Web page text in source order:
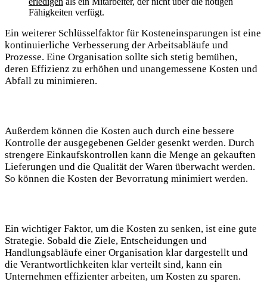
Fähigkeiten‍ verfügt.
Ein weiterer ⁤Schlüsselfaktor für Kosteneinsparungen ist eine
kontinuierliche Verbesserung der ​Arbeitsabläufe und
Prozesse. Eine Organisation ​sollte sich stetig bemühen,
deren Effizienz zu erhöhen und ​unangemessene Kosten und
Abfall zu ⁢minimieren.
Außerdem können die Kosten auch durch eine bessere
Kontrolle ‍der ausgegebenen Gelder gesenkt ⁢werden. Durch
strengere‌ Einkaufskontrollen kann die ⁤Menge an gekauften
Lieferungen und die‍ Qualität der Waren überwacht werden.
So können⁤ die Kosten der Bevorratung minimiert​ werden.
Ein wichtiger ​Faktor, um die ⁢Kosten zu senken, ist⁤ eine gute
Strategie.⁣ Sobald die ⁢Ziele, Entscheidungen und
Handlungsabläufe einer⁣ Organisation⁣ klar dargestellt und
die Verantwortlichkeiten klar ⁤verteilt⁢ sind, kann ein⁢
Unternehmen effizienter arbeiten, um​ Kosten zu⁢ sparen.